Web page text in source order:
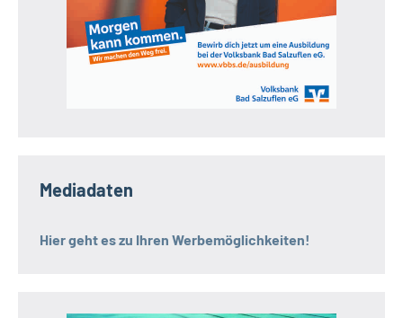
Mediadaten
Hier geht es zu Ihren Werbemöglichkeiten!